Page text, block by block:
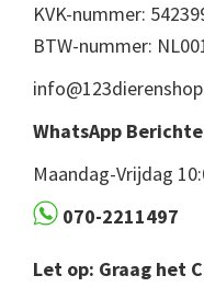
KVK-nummer:
BTW-nummer:
WhatsApp
Maandag-Vrijdag
070-2211497
Let op: Graag het